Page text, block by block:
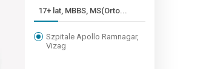
17+ lat, MBBS, MS(Orto...
Szpitale Apollo Ramnagar,
Vizag